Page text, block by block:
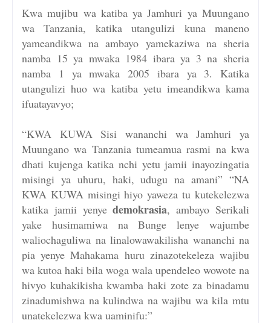
Kwa mujibu wa katiba ya Jamhuri ya Muungano
wa Tanzania, katika utangulizi kuna maneno
yameandikwa na ambayo yamekaziwa na sheria
namba 15 ya mwaka 1984 ibara ya 3 na sheria
namba 1 ya mwaka 2005 ibara ya 3. Katika
utangulizi huo wa katiba yetu imeandikwa kama
ifuatayavyo;
“KWA KUWA Sisi wananchi wa Jamhuri ya
Muungano wa Tanzania tumeamua rasmi na kwa
dhati kujenga katika nchi yetu jamii inayozingatia
misingi ya uhuru, haki, udugu na amani” “NA
KWA KUWA misingi hiyo yaweza tu kutekelezwa
katika jamii yenyedemokrasia, ambayo Serikali
yake husimamiwa na Bunge lenye wajumbe
waliochaguliwa na linalowawakilisha wananchi na
pia yenye Mahakama huru zinazotekeleza wajibu
wa kutoa haki bila woga wala upendeleo wowote na
hivyo kuhakikisha kwamba haki zote za binadamu
zinadumishwa na kulindwa na wajibu wa kila mtu
unatekelezwa kwa uaminifu:”